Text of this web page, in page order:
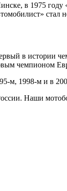
в 1975
в истории
чемпионом
м, 1998-м и в
Наши